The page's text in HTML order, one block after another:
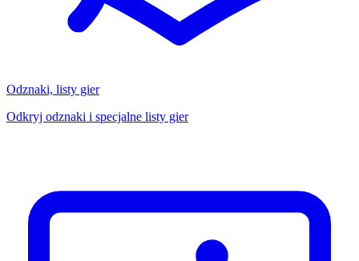
Odznaki, listy gier
Odkryj odznaki i specjalne listy gier